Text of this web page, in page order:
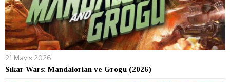
21 Mayıs 2026
Sıkar Wars: Mandalorian ve Grogu (2026)